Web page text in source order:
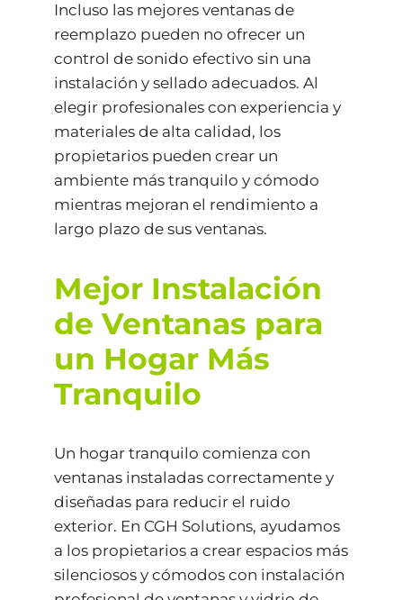
Incluso las mejores ventanas de
reemplazo pueden no ofrecer un
control de sonido efectivo sin una
instalación y sellado adecuados. Al
elegir profesionales con experiencia y
materiales de alta calidad, los
propietarios pueden crear un
ambiente más tranquilo y cómodo
mientras mejoran el rendimiento a
largo plazo de sus ventanas.
Mejor Instalación
de Ventanas para
un Hogar Más
Tranquilo
Un hogar tranquilo comienza con
ventanas instaladas correctamente y
diseñadas para reducir el ruido
exterior. En CGH Solutions, ayudamos
a los propietarios a crear espacios más
silenciosos y cómodos con instalación